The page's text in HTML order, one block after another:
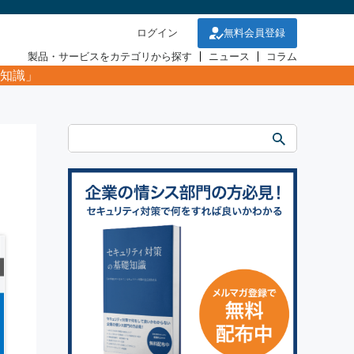
ログイン
無料会員登録
製品・サービスをカテゴリから探す
ニュース コラム
識」